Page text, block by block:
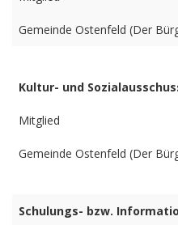
Gemeinde Ostenfeld (Der
Kultur- und
Mitglied
Gemeinde Ostenfeld (Der
Schulungs- bzw.